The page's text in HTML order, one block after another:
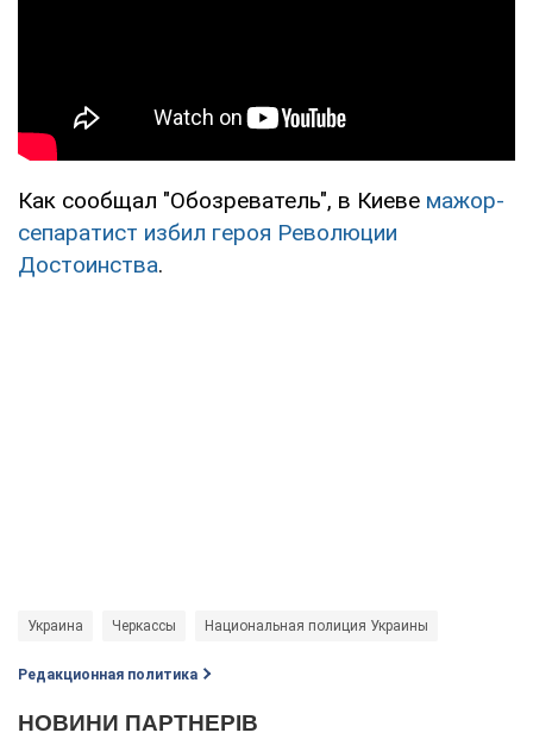
Как сообщал "Обозреватель", в Киеве мажор-
сепаратист избил героя Революции
Достоинства.
Украина Черкассы Национальная полиция Украины
Редакционная политика